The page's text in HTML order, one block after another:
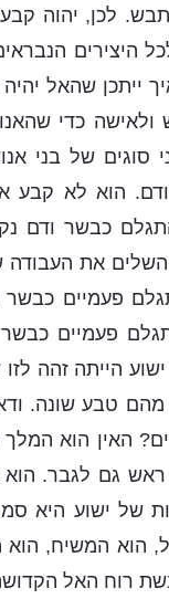
לכן, יהוה קבע
היצירים
שהאל יהיה
ולאישה כדי
סוגים של בני
ודם. הוא לא
כבשר ודם
השלים את
פעמיים
פעמיים
הייתה זהה
טבע שונה.
האין הוא
גם לגבר. הוא
של ישוע היא
המשיח, הוא
רוח האל